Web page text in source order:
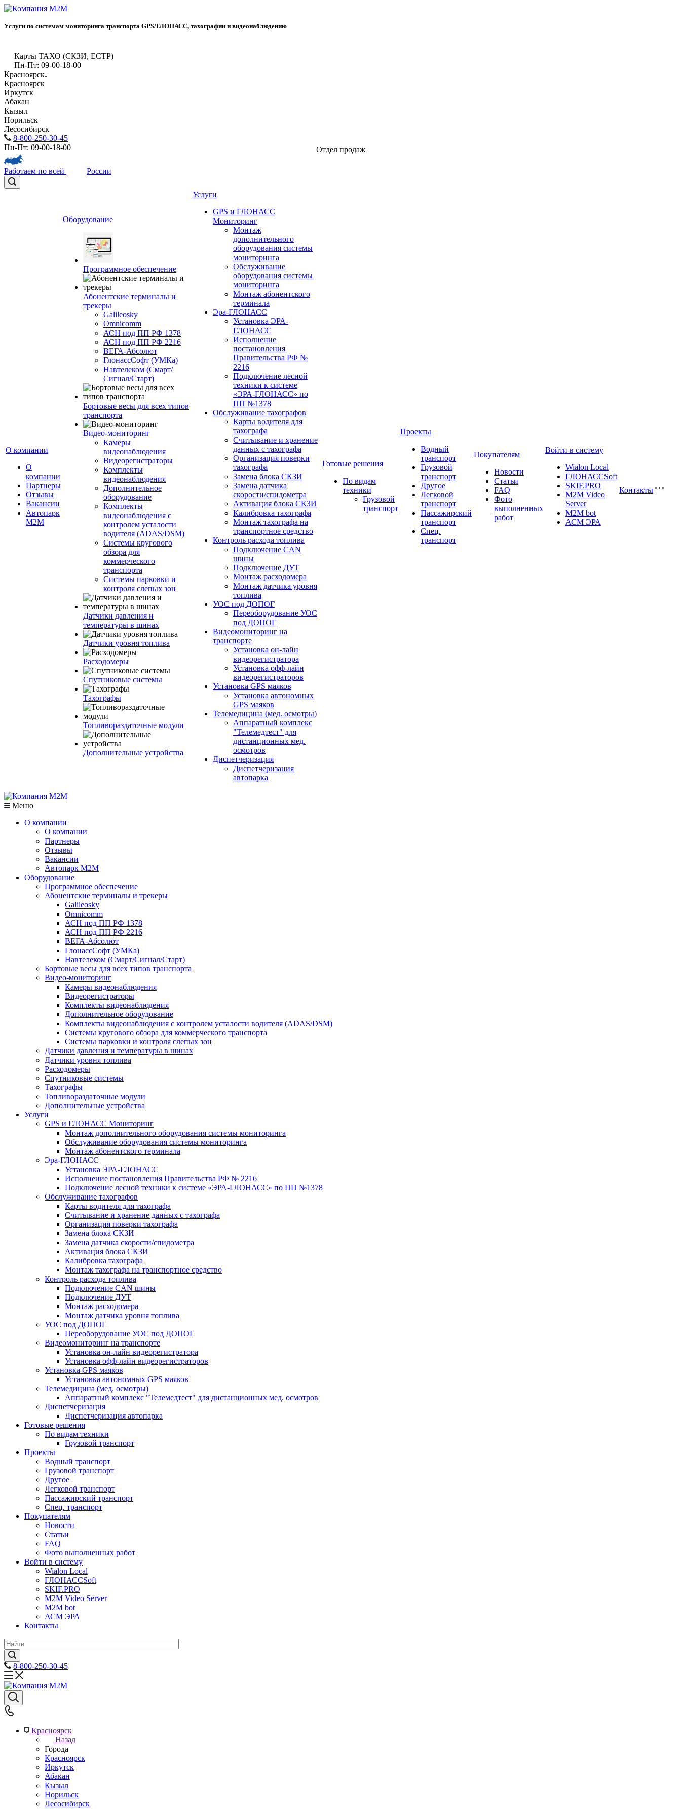
Услуги по системам мониторинга транспорта GPS/ГЛОНАСС, тахографии и видеонаблюдению
Карты ТАХО (СКЗИ, ЕСТР)
Пн-Пт: 09-00-18-00
Красноярск
Красноярск
Иркутск
Абакан
Кызыл
Норильск
Лесосибирск
8-800-250-30-45
Пн-Пт: 09-00-18-00
Отдел продаж
Работаем по всей России
О компании
О
компании
Партнеры
Отзывы
Вакансии
Автопарк
М2М
Оборудование
Программное обеспечение
Абонентские терминалы и
трекеры
Galileosky
Omnicomm
АСН под ПП РФ 1378
АСН под ПП РФ 2216
ВЕГА-Абсолют
ГлонассСофт (УМКа)
Навтелеком (Смарт/
Сигнал/Старт)
Бортовые весы для всех типов
транспорта
Видео-мониторинг
Камеры
видеонаблюдения
Видеорегистраторы
Комплекты
видеонаблюдения
Дополнительное
оборудование
Комплекты
видеонаблюдения с
контролем усталости
водителя (ADAS/DSM)
Системы кругового
обзора для
коммерческого
транспорта
Системы парковки и
контроля слепых зон
Датчики давления и
температуры в шинах
Датчики уровня топлива
Расходомеры
Спутниковые системы
Тахографы
Топливораздаточные модули
Дополнительные устройства
Услуги
GPS и ГЛОНАСС
Мониторинг
Монтаж
дополнительного
оборудования системы
мониторинга
Обслуживание
оборудования системы
мониторинга
Монтаж абонентского
терминала
Эра-ГЛОНАСС
Установка ЭРА-
ГЛОНАСС
Исполнение
постановления
Правительства РФ №
2216
Подключение лесной
техники к системе
«ЭРА-ГЛОНАСС» по
ПП №1378
Обслуживание тахографов
Карты водителя для
тахографа
Считывание и хранение
данных с тахографа
Организация поверки
тахографа
Замена блока СКЗИ
Замена датчика
скорости/спидометра
Активация блока СКЗИ
Калибровка тахографа
Монтаж тахографа на
транспортное средство
Контроль расхода топлива
Подключение CAN
шины
Подключение ДУТ
Монтаж расходомера
Монтаж датчика уровня
топлива
УОС под ДОПОГ
Переоборудование УОС
под ДОПОГ
Видеомониторинг на
транспорте
Установка он-лайн
видеорегистратора
Установка офф-лайн
видеорегистраторов
Установка GPS маяков
Установка автономных
GPS маяков
Телемедицина (мед. осмотры)
Аппаратный комплекс
"Телемедтест" для
дистанционных мед.
осмотров
Диспетчеризация
Диспетчеризация
автопарка
Готовые решения
По видам
техники
Грузовой
транспорт
Проекты
Водный
транспорт
Грузовой
транспорт
Другое
Легковой
транспорт
Пассажирский
транспорт
Спец.
транспорт
Покупателям
Новости
Статьи
FAQ
Фото
выполненных
работ
Войти в систему
Wialon Local
ГЛОНАССSoft
SKIF.PRO
M2M Video
Server
М2М bot
АСМ ЭРА
Контакты
Меню
О компании
О компании
Партнеры
Отзывы
Вакансии
Автопарк М2М
Оборудование
Программное обеспечение
Абонентские терминалы и трекеры
Galileosky
Omnicomm
АСН под ПП РФ 1378
АСН под ПП РФ 2216
ВЕГА-Абсолют
ГлонассСофт (УМКа)
Навтелеком (Смарт/Сигнал/Старт)
Бортовые весы для всех типов транспорта
Видео-мониторинг
Камеры видеонаблюдения
Видеорегистраторы
Комплекты видеонаблюдения
Дополнительное оборудование
Комплекты видеонаблюдения с контролем усталости водителя (ADAS/DSM)
Системы кругового обзора для коммерческого транспорта
Системы парковки и контроля слепых зон
Датчики давления и температуры в шинах
Датчики уровня топлива
Расходомеры
Спутниковые системы
Тахографы
Топливораздаточные модули
Дополнительные устройства
Услуги
GPS и ГЛОНАСС Мониторинг
Монтаж дополнительного оборудования системы мониторинга
Обслуживание оборудования системы мониторинга
Монтаж абонентского терминала
Эра-ГЛОНАСС
Установка ЭРА-ГЛОНАСС
Исполнение постановления Правительства РФ № 2216
Подключение лесной техники к системе «ЭРА-ГЛОНАСС» по ПП №1378
Обслуживание тахографов
Карты водителя для тахографа
Считывание и хранение данных с тахографа
Организация поверки тахографа
Замена блока СКЗИ
Замена датчика скорости/спидометра
Активация блока СКЗИ
Калибровка тахографа
Монтаж тахографа на транспортное средство
Контроль расхода топлива
Подключение CAN шины
Подключение ДУТ
Монтаж расходомера
Монтаж датчика уровня топлива
УОС под ДОПОГ
Переоборудование УОС под ДОПОГ
Видеомониторинг на транспорте
Установка он-лайн видеорегистратора
Установка офф-лайн видеорегистраторов
Установка GPS маяков
Установка автономных GPS маяков
Телемедицина (мед. осмотры)
Аппаратный комплекс "Телемедтест" для дистанционных мед. осмотров
Диспетчеризация
Диспетчеризация автопарка
Готовые решения
По видам техники
Грузовой транспорт
Проекты
Водный транспорт
Грузовой транспорт
Другое
Легковой транспорт
Пассажирский транспорт
Спец. транспорт
Покупателям
Новости
Статьи
FAQ
Фото выполненных работ
Войти в систему
Wialon Local
ГЛОНАССSoft
SKIF.PRO
M2M Video Server
М2М bot
АСМ ЭРА
Контакты
8-800-250-30-45
Красноярск
Назад
Города
Красноярск
Иркутск
Абакан
Кызыл
Норильск
Лесосибирск